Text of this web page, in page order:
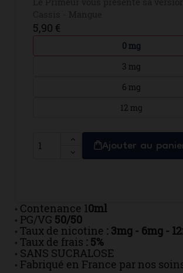
5,90 €
0 mg
3 mg
6 mg
12 mg
Ajouter au
• Contenance 10ml
• PG/VG 50/50
• Taux de nicotine : 3mg - 6mg -
• Taux de frais : 5%
• SANS SUCRALOSE
• Fabriqué en France par nos